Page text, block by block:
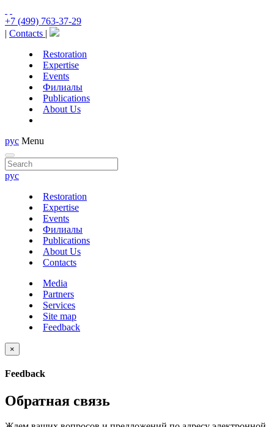
+7 (499) 763-37-29
| Contacts |
Restoration
Expertise
Events
Филиалы
Publications
About Us
рус Menu
рус
Restoration
Expertise
Events
Филиалы
Publications
About Us
Contacts
Media
Partners
Services
Site map
Feedback
×
Feedback
Обратная связь